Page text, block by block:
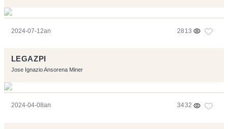
2024-07-12an 2813
LEGAZPI
Jose Ignazio Ansorena Miner
2024-04-08an 3432